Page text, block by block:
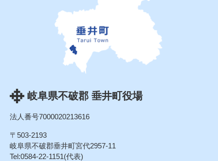
岐阜県不破郡 垂井町役場
法人番号7000020213616
〒503-2193
岐阜県不破郡垂井町宮代2957-11
Tel:0584-22-1151(代表)